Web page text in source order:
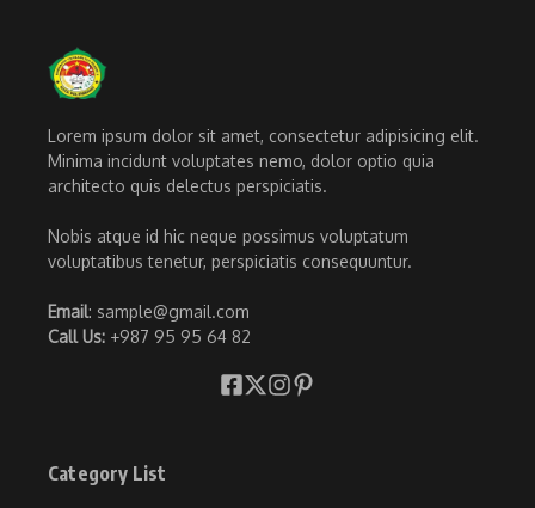
Lorem ipsum dolor sit amet, consectetur adipisicing elit.
Minima incidunt voluptates nemo, dolor optio quia
architecto quis delectus perspiciatis.
Nobis atque id hic neque possimus voluptatum
voluptatibus tenetur, perspiciatis consequuntur.
Email: sample@gmail.com
Call Us: +987 95 95 64 82
Category List